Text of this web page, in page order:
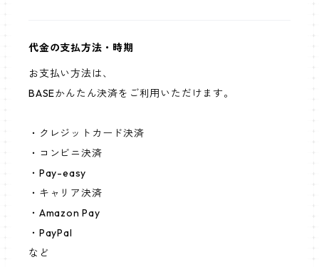
代金の支払方法・時期
お支払い方法は、
BASEかんたん決済をご利用いただけます。
・クレジットカード決済
・コンビニ決済
・Pay-easy
・キャリア決済
・Amazon Pay
・PayPal
など